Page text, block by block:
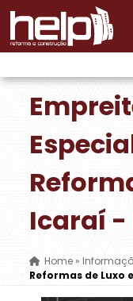
Icaraí -
Home»
Reformas de Luxo